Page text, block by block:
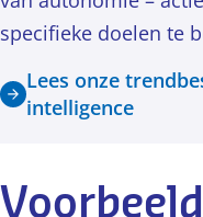
specifieke doelen te
Lees onze
intelligence